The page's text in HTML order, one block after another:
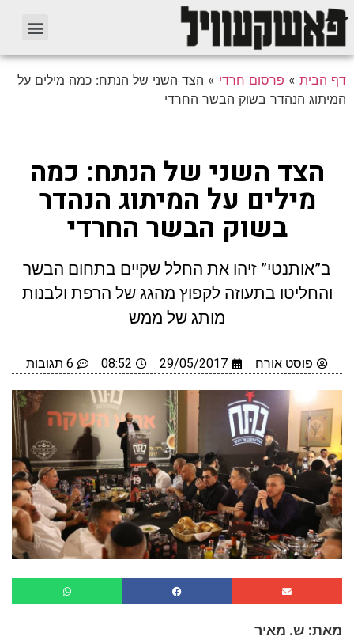
דף הבית » פרסום חרדי » הצד השני של הנתח: כמה מילים על
המיתוג הנהדר בשוק הבשר החרדי
הצד השני של הנתח: כמה
מילים על המיתוג הנהדר
בשוק הבשר החרדי
ב”אותנטי” זיהו את החלל שקיים בתחום הבשר
והחליטו בתעוזה לקפוץ מהגג של הרפת ולבנות
מותג של ממש
פוסט אורח 29/05/2017
08:52 6 תגובות
מאת: ש. מאיר